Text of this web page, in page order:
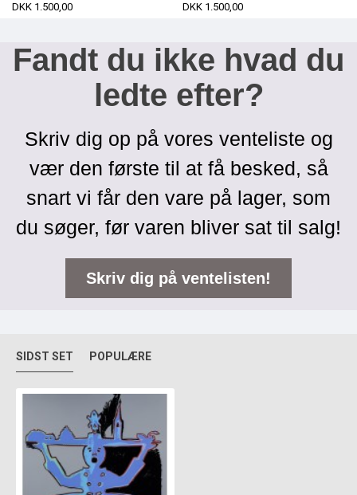
DKK 1.500,00 DKK 1.500,00
Fandt du ikke hvad du
ledte efter?
Skriv dig op på vores venteliste og
vær den første til at få besked, så
snart vi får den vare på lager, som
du søger, før varen bliver sat til salg!
Skriv dig på ventelisten!
SIDST SET POPULÆRE